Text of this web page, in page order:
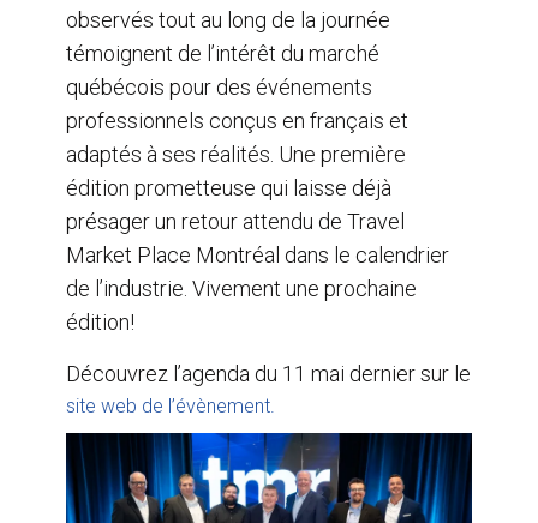
observés tout au long de la journée
témoignent de l’intérêt du marché
québécois pour des événements
professionnels conçus en français et
adaptés à ses réalités. Une première
édition prometteuse qui laisse déjà
présager un retour attendu de Travel
Market Place Montréal dans le calendrier
de l’industrie. Vivement une prochaine
édition!
Découvrez l’agenda du 11 mai dernier sur le
site web de l’évènement.